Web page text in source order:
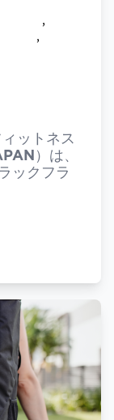
,
,
ットネス
）は、
ックフラ